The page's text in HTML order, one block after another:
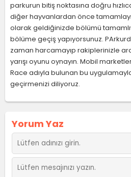
parkurun bitiş noktasına doğru
diğer hayvanlardan önce
olarak geldiğinizde bölümü
bölüme geçiş yapıyorsunuz.
zaman harcamayıp rakiplerinizle
yarışı oyunu oynayın. Mobil
Race adıyla bulunan bu
geçirmenizi diliyoruz.
Yorum Yaz